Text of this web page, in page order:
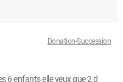
Donation-Succession
6 enfants elle veux que 2 d